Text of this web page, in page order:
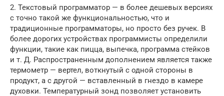
2. Текстовый программатор — в более дешевых версиях
с точно такой же функциональностью, что и
традиционные программаторы, но просто без ручек. В
более дорогих устройствах программисты определили
функции, такие как пицца, выпечка, программа стейков
и т. Д. Распространенным дополнением является также
термометр — вертел, воткнутый с одной стороны в
продукт, а с другой — вставленный в гнездо в камере
духовки. Температурный зонд позволяет установить